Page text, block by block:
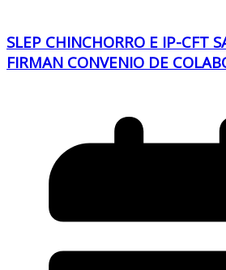
SLEP CHINCHORRO E IP-CFT
FIRMAN CONVENIO DE